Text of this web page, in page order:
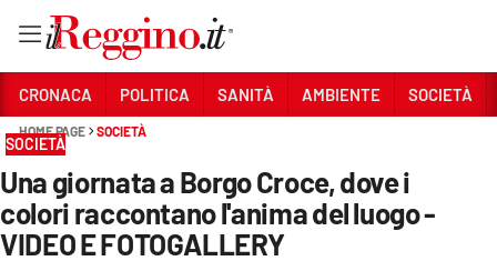
Sezioni
CRONACA
POLITICA
CRONACA POLITICA SANITÀ AMBIENTE SOCIETÀ
HOME PAGE SOCIETÀ
SOCIETÀ
Una giornata a Borgo Croce, dove i
colori raccontano l'anima del luogo -
VIDEO E FOTOGALLERY